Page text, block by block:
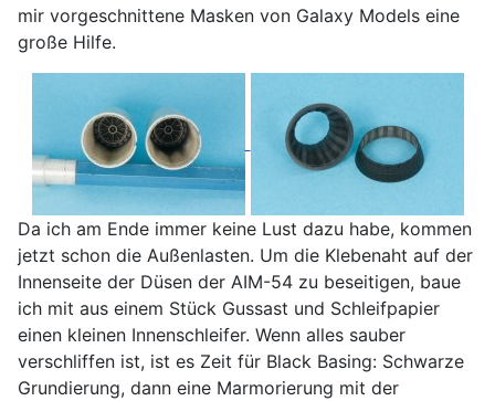
mir vorgeschnittene Masken von Galaxy Models eine
große Hilfe.
Da ich am Ende immer keine Lust dazu habe, kommen
jetzt schon die Außenlasten. Um die Klebenaht auf der
Innenseite der Düsen der AIM-54 zu beseitigen, baue
ich mit aus einem Stück Gussast und Schleifpapier
einen kleinen Innenschleifer. Wenn alles sauber
verschliffen ist, ist es Zeit für Black Basing: Schwarze
Grundierung, dann eine Marmorierung mit der